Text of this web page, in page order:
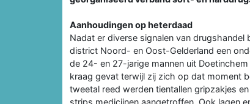
Aanhoudingen op heterdaad
Nadat er diverse signalen van
district Noord- en Oost-Gelderland een
de 24- en 27-jarige mannen uit
kraag gevat terwijl zij zich op dat moment
tweetal reed werden tientallen gripzakjes
strips medicijnen aangetroffen. Ook lagen